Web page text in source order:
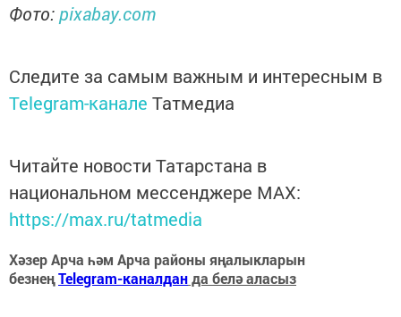
Фото:pixabay.com
Следите за самым важным и интересным в
Telegram-канале Татмедиа
Читайте новости Татарстана в
национальном мессенджере MАХ:
https://max.ru/tatmedia
Хәзер Арча һәм Арча районы яңалыкларын
безнеңTelegram-каналданда белә аласыз